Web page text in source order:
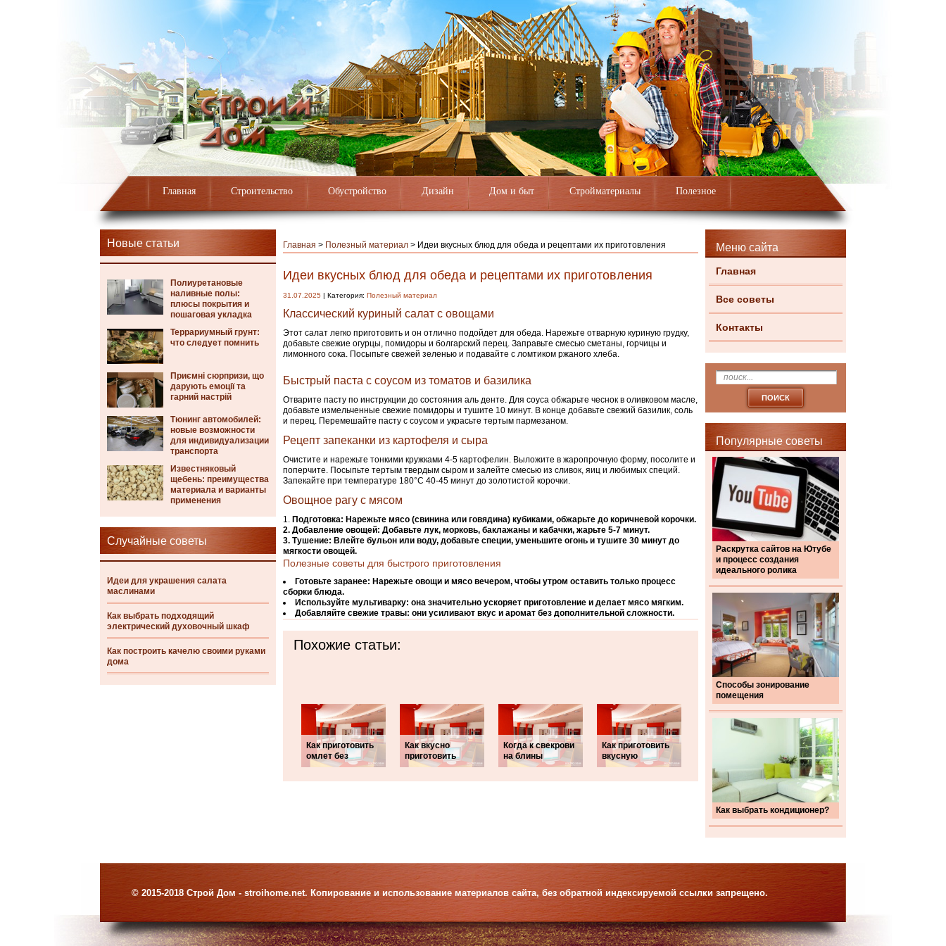
Главная Строительство Обустройство Дизайн Дом и быт Стройматериалы Полезное
Новые статьи
Полиуретановые
наливные полы:
плюсы покрытия и
пошаговая укладка
Террариумный грунт:
что следует помнить
Приємні сюрпризи, що
дарують емоції та
гарний настрій
Тюнинг автомобилей:
новые возможности
для индивидуализации
транспорта
Известняковый
щебень: преимущества
материала и варианты
применения
Случайные советы
Идеи для украшения салата
маслинами
Как выбрать подходящий
электрический духовочный шкаф
Как построить качелю своими руками
дома
Меню сайта
Главная
Все советы
Контакты
Популярные советы
Раскрутка сайтов на Ютубе
и процесс создания
идеального ролика
Способы зонирование
помещения
Как выбрать кондиционер?
Главная > Полезный материал > Идеи вкусных блюд для обеда и рецептами их приготовления
Идеи вкусных блюд для обеда и рецептами их приготовления
31.07.2025 | Категория: Полезный материал
Классический куриный салат с овощами
Этот салат легко приготовить и он отлично подойдет для обеда. Нарежьте отварную куриную грудку,
добавьте свежие огурцы, помидоры и болгарский перец. Заправьте смесью сметаны, горчицы и
лимонного сока. Посыпьте свежей зеленью и подавайте с ломтиком ржаного хлеба.
Быстрый паста с соусом из томатов и базилика
Отварите пасту по инструкции до состояния аль денте. Для соуса обжарьте чеснок в оливковом масле,
добавьте измельченные свежие помидоры и тушите 10 минут. В конце добавьте свежий базилик, соль
и перец. Перемешайте пасту с соусом и украсьте тертым пармезаном.
Рецепт запеканки из картофеля и сыра
Очистите и нарежьте тонкими кружками 4-5 картофелин. Выложите в жаропрочную форму, посолите и
поперчите. Посыпьте тертым твердым сыром и залейте смесью из сливок, яиц и любимых специй.
Запекайте при температуре 180°C 40-45 минут до золотистой корочки.
Овощное рагу с мясом
Подготовка: Нарежьте мясо (свинина или говядина) кубиками, обжарьте до коричневой корочки.
Добавление овощей: Добавьте лук, морковь, баклажаны и кабачки, жарьте 5-7 минут.
Тушение: Влейте бульон или воду, добавьте специи, уменьшите огонь и тушите 30 минут до
мягкости овощей.
Полезные советы для быстрого приготовления
Готовьте заранее: Нарежьте овощи и мясо вечером, чтобы утром оставить только процесс
сборки блюда.
Используйте мультиварку: она значительно ускоряет приготовление и делает мясо мягким.
Добавляйте свежие травы: они усиливают вкус и аромат без дополнительной сложности.
Похожие статьи:
Как приготовить
омлет без
Как вкусно
приготовить
Когда к свекрови
на блины
Как приготовить
вкусную
© 2015-2018 Строй Дом - stroihome.net. Копирование и использование материалов сайта, без обратной индексируемой ссылки запрещено.